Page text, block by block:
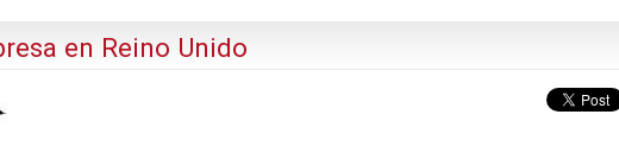
en Reino Unido